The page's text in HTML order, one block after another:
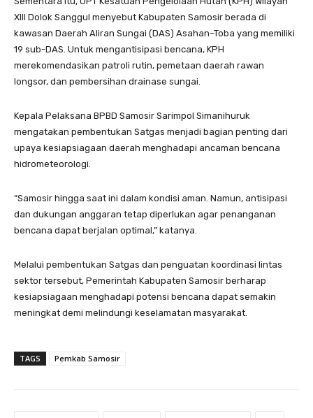
XIII Dolok Sanggul menyebut Kabupaten Samosir berada di
kawasan Daerah Aliran Sungai (DAS) Asahan–Toba yang memiliki
19 sub-DAS. Untuk mengantisipasi bencana, KPH
merekomendasikan patroli rutin, pemetaan daerah rawan
longsor, dan pembersihan drainase sungai.
Kepala Pelaksana BPBD Samosir Sarimpol Simanihuruk
mengatakan pembentukan Satgas menjadi bagian penting dari
upaya kesiapsiagaan daerah menghadapi ancaman bencana
hidrometeorologi.
“Samosir hingga saat ini dalam kondisi aman. Namun, antisipasi
dan dukungan anggaran tetap diperlukan agar penanganan
bencana dapat berjalan optimal,” katanya.
Melalui pembentukan Satgas dan penguatan koordinasi lintas
sektor tersebut, Pemerintah Kabupaten Samosir berharap
kesiapsiagaan menghadapi potensi bencana dapat semakin
meningkat demi melindungi keselamatan masyarakat.
TAGS Pemkab Samosir